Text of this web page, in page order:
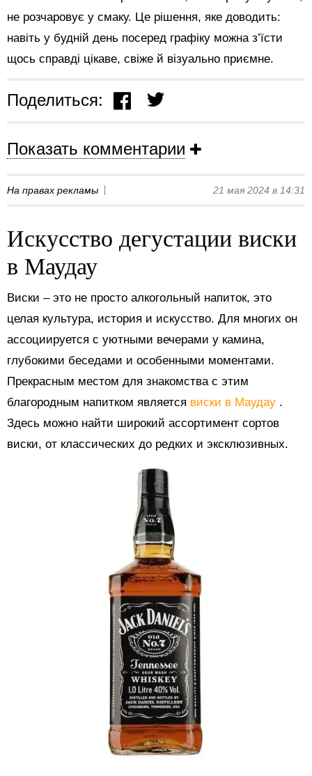
не розчаровує у смаку. Це рішення, яке доводить:
навіть у будній день посеред графіку можна з’їсти
щось справді цікаве, свіже й візуально приємне.
Поделиться:
Показать комментарии
На правах рекламы 21 мая 2024 в 14:31
Искусство дегустации виски
в Маудау
Виски – это не просто алкогольный напиток, это
целая культура, история и искусство. Для многих он
ассоциируется с уютными вечерами у камина,
глубокими беседами и особенными моментами.
Прекрасным местом для знакомства с этим
благородным напитком является виски в Маудау .
Здесь можно найти широкий ассортимент сортов
виски, от классических до редких и эксклюзивных.